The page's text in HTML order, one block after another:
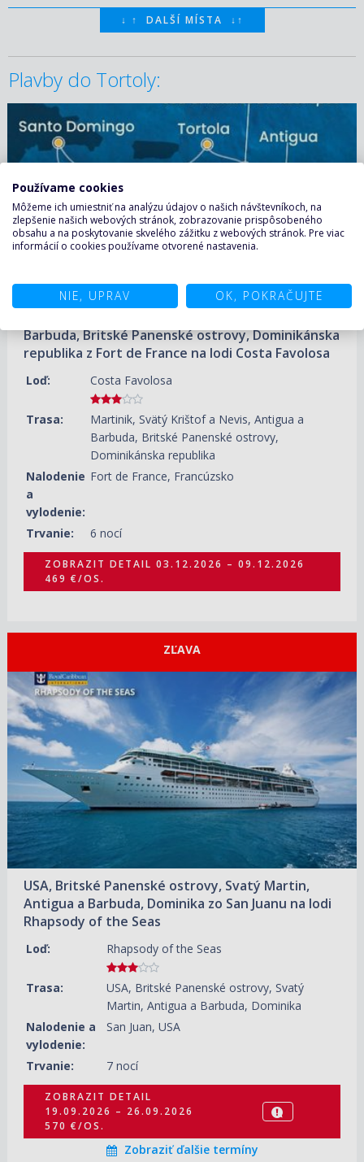
↓ ↑ DALŠÍ MÍSTA ↓ ↑
Plavby do Tortoly:
Barbuda, Britské Panenské ostrovy, Dominikánska
republika z Fort de France na lodi Costa Favolosa
Loď: Costa Favolosa
Trasa:
Martinik, Svätý Krištof a Nevis, Antigua a
Barbuda, Britské Panenské ostrovy,
Dominikánska republika
Nalodenie
a
vylodenie:
Fort de France, Francúzsko
Trvanie: 6 nocí
ZOBRAZIT DETAIL
03.12.2026 – 09.12.2026
469 €/OS.
ZOBRAZIT DETAIL 03.12.2026 – 09.12.2026
469 €/OS.
ZĽAVA
USA, Britské Panenské ostrovy, Svatý Martin,
Antigua a Barbuda, Dominika zo San Juanu na lodi
Rhapsody of the Seas
Loď: Rhapsody of the Seas
Trasa:
USA, Britské Panenské ostrovy, Svatý
Martin, Antigua a Barbuda, Dominika
Nalodenie a
vylodenie:
San Juan, USA
Trvanie: 7 nocí
19.09.2026 – 26.09.2026
570 €/OS.
ZOBRAZIT DETAIL
17.10.2026 – 24.10.2026
604 €/OS.
ZOBRAZIT DETAIL
19.09.2026 – 26.09.2026
570 €/OS.
Zobraziť ďalšie termíny
Používame cookies
Môžeme ich umiestniť na analýzu údajov o našich návštevníkoch, na
zlepšenie našich webových stránok, zobrazovanie prispôsobeného
obsahu a na poskytovanie skvelého zážitku z webových stránok. Pre viac
informácií o cookies používame otvorené nastavenia.
NIE, UPRAV OK, POKRAČUJTE